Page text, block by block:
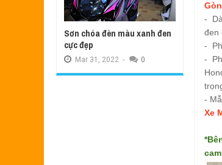
Gòn
-
đen
-
-
-
Xe
cam
Sơn chóa đèn màu xanh đen
cực đẹp
Mar 31, 2022 - 0